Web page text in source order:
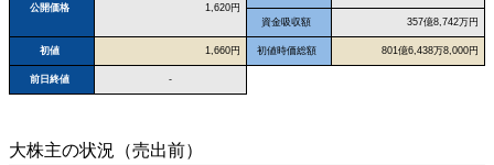
公開価格 1,620円
資金吸収額 357億8,742万円
初値 1,660円 初値時価総額 801億6,438万8,000円
前日終値 -
大株主の状況（売出前）